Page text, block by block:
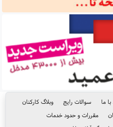
ما سوالات رایج
وبلاگ کارکنان
مقررات و حدود خدمات